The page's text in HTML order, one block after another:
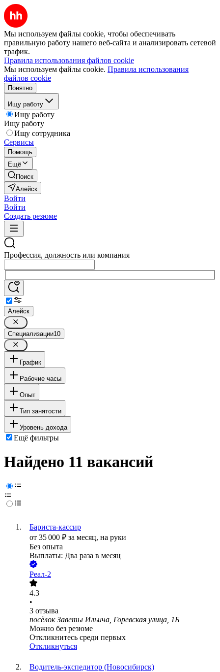
Мы используем файлы cookie, чтобы обеспечивать
правильную работу нашего веб-сайта и анализировать сетевой
трафик.
Правила использования файлов cookie
Мы используем файлы cookie. Правила использования
файлов cookie
Понятно
Ищу работу
Ищу работу
Ищу работу
Ищу сотрудника
Сервисы
Помощь
Ещё
Поиск
Алейск
Войти
Войти
Создать резюме
Профессия, должность или компания
Алейск
Специализации10
График
Рабочие часы
Опыт
Тип занятости
Уровень дохода
Ещё фильтры
Найдено 11 вакансий
Бариста-кассир
от 35 000 ₽ за месяц, на руки
Без опыта
Выплаты: Два раза в месяц
Реал-2
4.3
•
3 отзыва
посёлок Заветы Ильича, Горевская улица, 1Б
Можно без резюме
Откликнитесь среди первых
Откликнуться
Водитель-экспедитор (Новосибирск)